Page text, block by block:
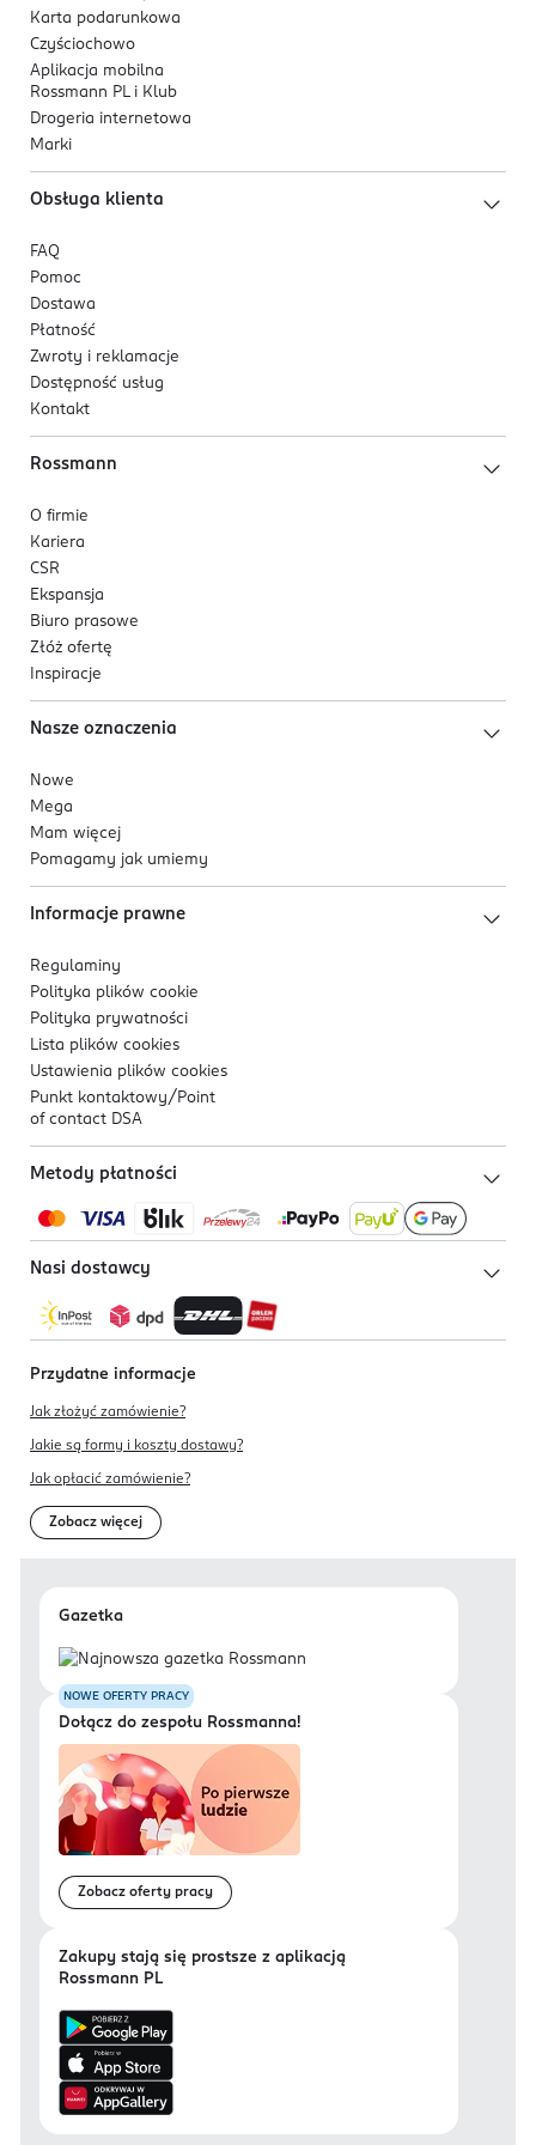
Karta podarunkowa
Czyściochowo
Aplikacja mobilna
Rossmann PL i Klub
Drogeria internetowa
Marki
Obsługa klienta
FAQ
Pomoc
Dostawa
Płatność
Zwroty i reklamacje
Dostępność usług
Kontakt
Rossmann
O firmie
Kariera
CSR
Ekspansja
Biuro prasowe
Złóż ofertę
Inspiracje
Nasze oznaczenia
Nowe
Mega
Mam więcej
Pomagamy jak umiemy
Informacje prawne
Regulaminy
Polityka plików cookie
Polityka prywatności
Lista plików cookies
Ustawienia plików cookies
Punkt kontaktowy/ Point
of contact DSA
Metody płatności
Nasi dostawcy
Przydatne informacje
Jak złożyć zamówienie?
Jakie są formy i koszty dostawy?
Jak opłacić zamówienie?
Zobacz więcej
Gazetka
NOWE OFERTY PRACY
Dołącz do zespołu Rossmanna!
Zobacz oferty pracy
Zakupy stają się prostsze z aplikacją
Rossmann PL